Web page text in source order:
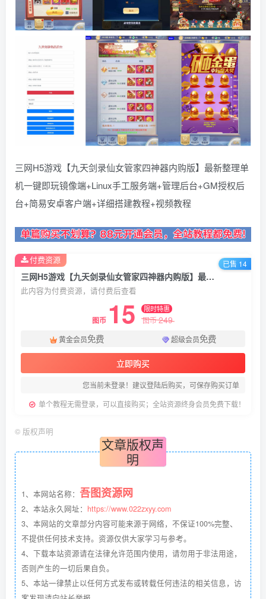
三网H5游戏【九天剑录仙女管家四神器内购版】最新整理单
机一键即玩镜像端+Linux手工服务端+管理后台+GM授权后
台+简易安卓客户端+详细搭建教程+视频教程
三网H5游戏【九天剑录仙女管家四神器内购版】最新整理单机一键即玩镜像端+Linux手工服务端+管理后台+GM授权后台+简易安卓客户端+详细搭建教程+视频教程
此内容为付费资源，请付费后查看
图币 15 限时特惠
图币249
黄金会员免费 超级会员免费
立即购买
您当前未登录！建议登陆后购买，可保存购买订单
单个教程无需登录，可以直接购买；全站资源终身会员免费下载！
付费资源 已售 14
© 版权声明
文章版权声
明
1、本网站名称： 吾图资源网
2、本站永久网址： https://www.022zxyy.com
3、本网站的文章部分内容可能来源于网络，不保证100%完整、
不提供任何技术支持。资源仅供大家学习与参考。
4、下载本站资源请在法律允许范围内使用，请勿用于非法用途，
否则产生的一切后果自负。
5、本站一律禁止以任何方式发布或转载任何违法的相关信息，访